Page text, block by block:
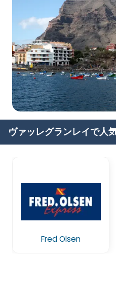
ヴァッレグランレイで人
Fred Olsen